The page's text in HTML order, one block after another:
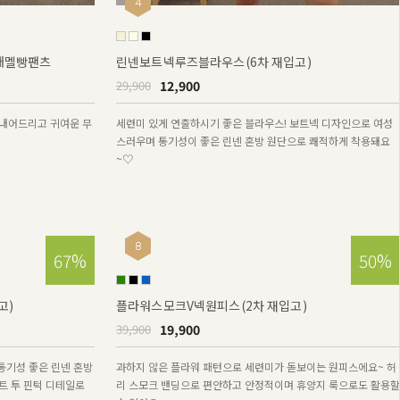
빵팬츠
어드리고 귀여운 무
린넨보트넥루즈블라우스(6차 재입고)
29,900 12,900
세련미 있게 연출하시기 좋은 블라우스! 보트넥 디자인으로 여성
스러우며 통기성이 좋은 린넨 혼방 원단으로 쾌적하게 착용돼요
~♡
67%
)
기성 좋은 린넨 혼방
투 핀턱 디테일로
50%
8
플라워스모크V넥원피스(2차 재입고)
39,900 19,900
과하지 않은 플라워 패턴으로 세련미가 돋보이는 원피스에요~ 허
리 스모크 밴딩으로 편안하고 안정적이며 휴양지 룩으로도 활용할